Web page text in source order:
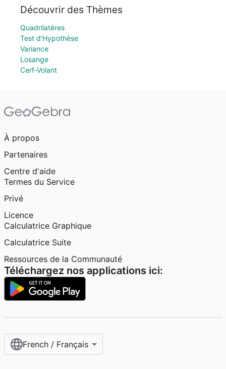
Découvrir des Thèmes
Quadrilatères
Test d'Hypothèse
Variance
Losange
Cerf-Volant
À propos
Partenaires
Centre d'aide
Termes du Service
Privé
Licence
Calculatrice Graphique
Calculatrice Suite
Ressources de la Communauté
Téléchargez nos applications ici:
French / Français‎